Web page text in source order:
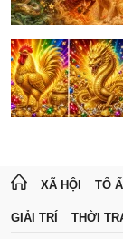
XÃ HỘI TỔ
GIẢI TRÍ THỜI